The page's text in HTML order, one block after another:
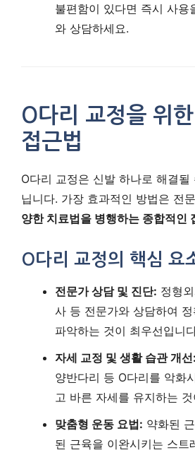
불편함이 있다면 즉시 사용
와 상담하세요.
O다리 교정을 위
접근법
O다리 교정은 신발 하나로 해결
닙니다. 가장 효과적인 방법은 전
양한 치료법을 병행하는 종합적인
O다리 교정의 핵심 요
전문가 상담 및 진단: 정형
사 등 전문가와 상담하여
파악하는 것이 최우선입니
자세 교정 및 생활 습관 개선:
양반다리 등 O다리를 악화
고 바른 자세를 유지하는
맞춤형 운동 요법: 약화된
된 근육을 이완시키는 스트